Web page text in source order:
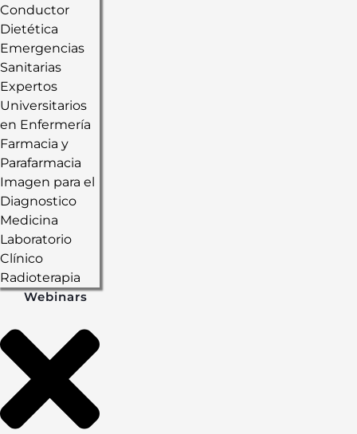
Conductor
Dietética
Emergencias
Sanitarias
Expertos
Universitarios
en Enfermería
Farmacia y
Parafarmacia
Imagen para el
Diagnostico
Medicina
Laboratorio
Clínico
Radioterapia
Webinars